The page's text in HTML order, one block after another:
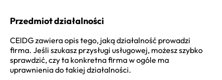
Przedmiot działalności
CEIDG zawiera opis tego, jaką działalność prowadzi
firma. Jeśli szukasz przysługi usługowej, możesz szybko
sprawdzić, czy ta konkretna firma w ogóle ma
uprawnienia do takiej działalności.